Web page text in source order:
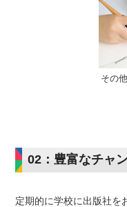
その
02：豊富なチャ
定期的に学校に出版社を